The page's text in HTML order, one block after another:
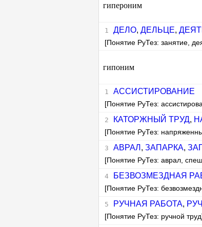
гипероним
ДЕЛО, ДЕЛЬЦЕ,
[Понятие РуТез: занятие,
гипоним
АССИСТИРОВАНИЕ
[Понятие РуТез:
КАТОРЖНЫЙ ТРУД,
[Понятие РуТез:
АВРАЛ , ЗАПАРКА,
[Понятие РуТез: аврал,
БЕЗВОЗМЕЗДНАЯ
[Понятие РуТез:
РУЧНАЯ РАБОТА,
[Понятие РуТез: ручной труд]